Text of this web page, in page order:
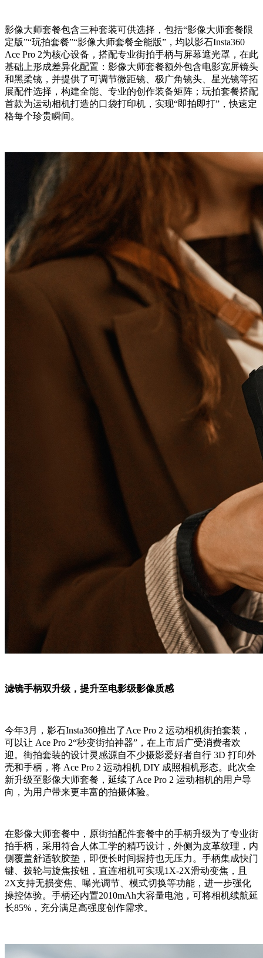
影像大师套餐包含三种套装可供选择，包括“影像大师套餐限
定版”“玩拍套餐”“影像大师套餐全能版”，均以影石Insta360
Ace Pro 2为核心设备，搭配专业街拍手柄与屏幕遮光罩，在此
基础上形成差异化配置：影像大师套餐额外包含电影宽屏镜头
和黑柔镜，并提供了可调节微距镜、极广角镜头、星光镜等拓
展配件选择，构建全能、专业的创作装备矩阵；玩拍套餐搭配
首款为运动相机打造的口袋打印机，实现“即拍即打”，快速定
格每个珍贵瞬间。
滤镜手柄双升级，提升至电影级影像质感
今年3月，影石Insta360推出了Ace Pro 2 运动相机街拍套装，
可以让 Ace Pro 2“秒变街拍神器”，在上市后广受消费者欢
迎。街拍套装的设计灵感源自不少摄影爱好者自行 3D 打印外
壳和手柄，将 Ace Pro 2 运动相机 DIY 成照相机形态。此次全
新升级至影像大师套餐，延续了Ace Pro 2 运动相机的用户导
向，为用户带来更丰富的拍摄体验。
在影像大师套餐中，原街拍配件套餐中的手柄升级为了专业街
拍手柄，采用符合人体工学的精巧设计，外侧为皮革纹理，内
侧覆盖舒适软胶垫，即便长时间握持也无压力。手柄集成快门
键、拨轮与旋焦按钮，直连相机可实现1X-2X滑动变焦，且
2X支持无损变焦、曝光调节、模式切换等功能，进一步强化
操控体验。手柄还内置2010mAh大容量电池，可将相机续航延
长85%，充分满足高强度创作需求。